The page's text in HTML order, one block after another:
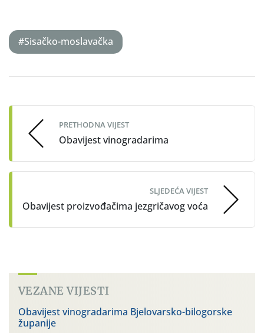
#Sisačko-moslavačka
navigation
PRETHODNA VIJEST
Obavijest vinogradarima
SLJEDEĆA VIJEST
Obavijest proizvođačima jezgričavog voća
VEZANE VIJESTI
Obavijest vinogradarima Bjelovarsko-bilogorske
županije